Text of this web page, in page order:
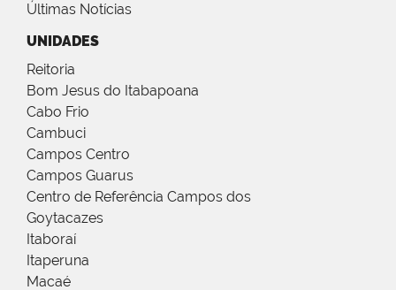
Últimas Notícias
UNIDADES
Reitoria
Bom Jesus do Itabapoana
Cabo Frio
Cambuci
Campos Centro
Campos Guarus
Centro de Referência Campos dos
Goytacazes
Itaboraí
Itaperuna
Macaé